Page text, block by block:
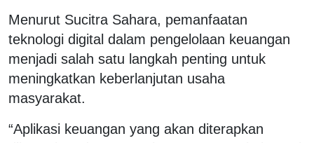
Menurut Sucitra Sahara, pemanfaatan
teknologi digital dalam pengelolaan keuangan
menjadi salah satu langkah penting untuk
meningkatkan keberlanjutan usaha
masyarakat.
“Aplikasi keuangan yang akan diterapkan